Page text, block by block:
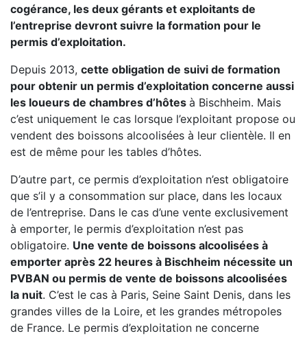
cogérance, les deux gérants et exploitants de
l’entreprise devront suivre la formation pour le
permis d’exploitation.
Depuis 2013, cette obligation de suivi de formation
pour obtenir un permis d’exploitation concerne aussi
les loueurs de chambres d’hôtes à Bischheim. Mais
c’est uniquement le cas lorsque l’exploitant propose ou
vendent des boissons alcoolisées à leur clientèle. Il en
est de même pour les tables d’hôtes.
D’autre part, ce permis d’exploitation n’est obligatoire
que s’il y a consommation sur place, dans les locaux
de l’entreprise. Dans le cas d’une vente exclusivement
à emporter, le permis d’exploitation n’est pas
obligatoire. Une vente de boissons alcoolisées à
emporter après 22 heures à Bischheim nécessite un
PVBAN ou permis de vente de boissons alcoolisées
la nuit. C’est le cas à Paris, Seine Saint Denis, dans les
grandes villes de la Loire, et les grandes métropoles
de France. Le permis d’exploitation ne concerne